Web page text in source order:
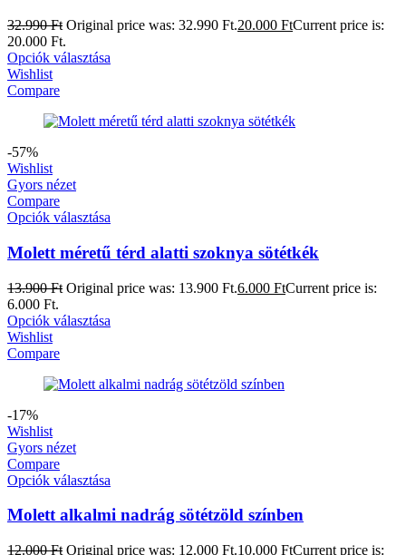
32.990Ft Original price was: 32.990 Ft.20.000 FtCurrent price is:
20.000 Ft.
Opciók választása
Wishlist
Compare
-57%
Wishlist
Gyors nézet
Compare
Opciók választása
Molett méretű térd alatti szoknya sötétkék
13.900Ft Original price was: 13.900 Ft.6.000 FtCurrent price is:
6.000 Ft.
Opciók választása
Wishlist
Compare
-17%
Wishlist
Gyors nézet
Compare
Opciók választása
Molett alkalmi nadrág sötétzöld színben
12.000Ft Original price was: 12.000 Ft.10.000 FtCurrent price is: